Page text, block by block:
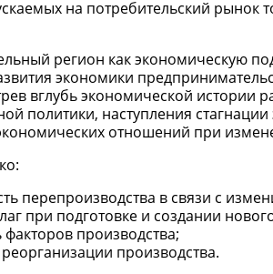
на потребительский
регион как экономическую
экономики
вглубь экономической истории
политики, наступления
отношений при
перепроизводства в связи с
при подготовке и создании
производства;
производства.